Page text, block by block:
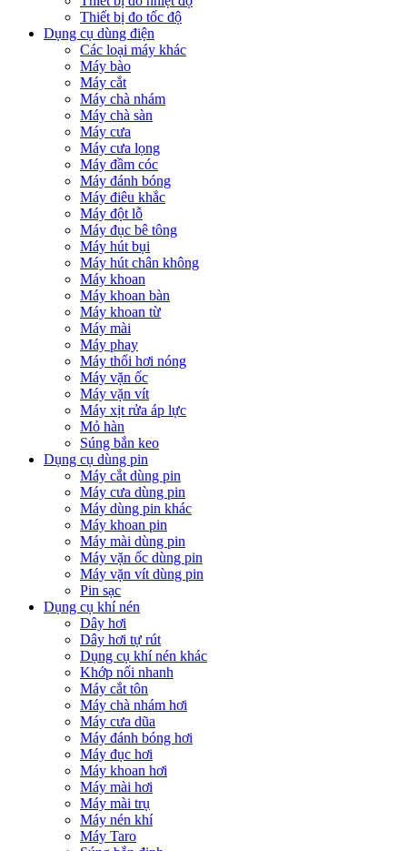
Thiết bị đo tốc độ
Dụng cụ dùng điện
Các loại máy khác
Máy bào
Máy cắt
Máy chà nhám
Máy chà sàn
Máy cưa
Máy cưa lọng
Máy đầm cóc
Máy đánh bóng
Máy điêu khắc
Máy đột lỗ
Máy đục bê tông
Máy hút bụi
Máy hút chân không
Máy khoan
Máy khoan bàn
Máy khoan từ
Máy mài
Máy phay
Máy thổi hơi nóng
Máy vặn ốc
Máy vặn vít
Máy xịt rửa áp lực
Mỏ hàn
Súng bắn keo
Dụng cụ dùng pin
Máy cắt dùng pin
Máy cưa dùng pin
Máy dùng pin khác
Máy khoan pin
Máy mài dùng pin
Máy vặn ốc dùng pin
Máy vặn vít dùng pin
Pin sạc
Dụng cụ khí nén
Dây hơi
Dây hơi tự rút
Dụng cụ khí nén khác
Khớp nối nhanh
Máy cắt tôn
Máy chà nhám hơi
Máy cưa dũa
Máy đánh bóng hơi
Máy đục hơi
Máy khoan hơi
Máy mài hơi
Máy mài trụ
Máy nén khí
Máy Taro